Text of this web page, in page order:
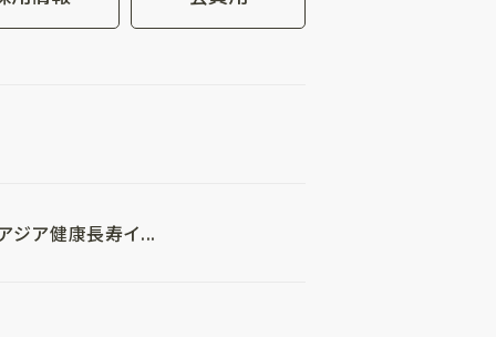
ジア健康長寿イ...